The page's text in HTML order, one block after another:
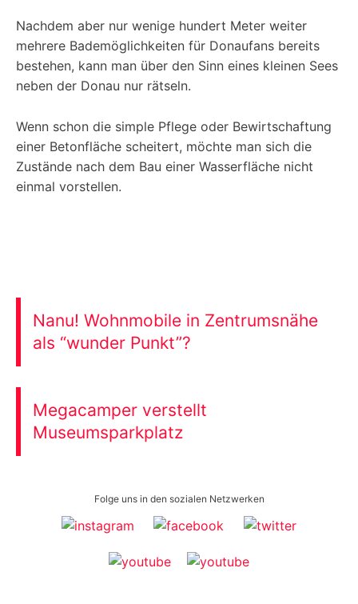
Nachdem aber nur wenige hundert Meter weiter
mehrere Bademöglichkeiten für Donaufans bereits
bestehen, kann man über den Sinn eines kleinen Sees
neben der Donau nur rätseln.
Wenn schon die simple Pflege oder Bewirtschaftung
einer Betonfläche scheitert, möchte man sich die
Zustände nach dem Bau einer Wasserfläche nicht
einmal vorstellen.
Nanu! Wohnmobile in Zentrumsnähe
als “wunder Punkt”?
Megacamper verstellt
Museumsparkplatz
Folge uns in den sozialen Netzwerken